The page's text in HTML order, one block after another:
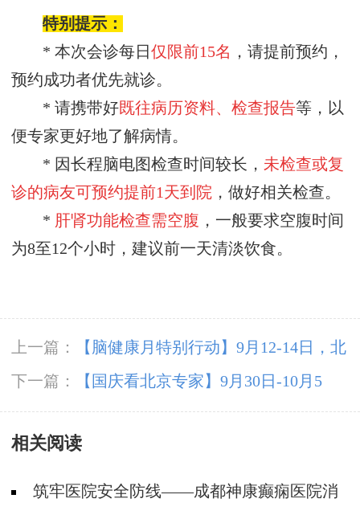
特别提示：
* 本次会诊每日仅限前15名 ，请提前预约，
预约成功者优先就诊。
* 请携带好既往病历资料、检查报告等，以
便专家更好地了解病情。
* 因长程脑电图检查时间较长， 未检查或复
诊的病友可预约提前1天到院 ，做好相关检查。
* 肝肾功能检查需空腹 ，一般要求空腹时间
为8至12个小时，建议前一天清淡饮食。
上一篇：
【脑健康月特别行动】9月12-14日，北
京天坛医院杨涛博士免费会诊+超万元援助，护
航全年龄段癫痫患者
下一篇：
【国庆看北京专家】9月30日-10月5
日，北京天坛&首钢医院两大专家蓉城亲诊+癫
痫大额救助，速约！
相关阅读
筑牢医院安全防线——成都神康癫痫医院消